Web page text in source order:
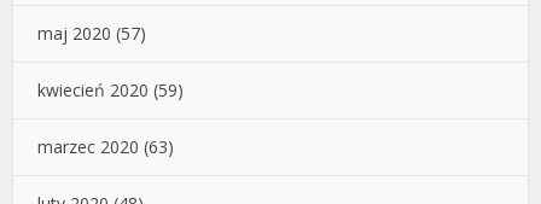
maj 2020 (57)
kwiecień 2020 (59)
marzec 2020 (63)